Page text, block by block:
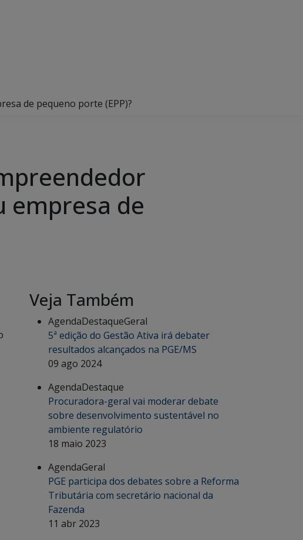
de pequeno porte (EPP)?
empresa de
Veja Também
AgendaDestaqueGeral
5ª edição do Gestão Ativa irá debater
resultados alcançados na PGE/MS
09 ago 2024
AgendaDestaque
Procuradora-geral vai moderar debate
sobre desenvolvimento sustentável no
ambiente regulatório
18 maio 2023
AgendaGeral
PGE participa dos debates sobre a Reforma
Tributária com secretário nacional da
Fazenda
11 abr 2023